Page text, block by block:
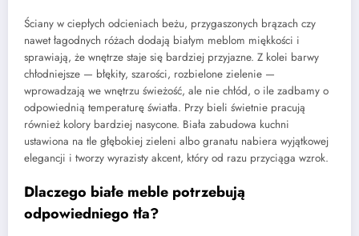
Ściany w ciepłych odcieniach beżu, przygaszonych brązach czy
nawet łagodnych różach dodają białym meblom miękkości i
sprawiają, że wnętrze staje się bardziej przyjazne. Z kolei barwy
chłodniejsze — błękity, szarości, rozbielone zielenie —
wprowadzają we wnętrzu świeżość, ale nie chłód, o ile zadbamy o
odpowiednią temperaturę światła. Przy bieli świetnie pracują
również kolory bardziej nasycone. Biała zabudowa kuchni
ustawiona na tle głębokiej zieleni albo granatu nabiera wyjątkowej
elegancji i tworzy wyrazisty akcent, który od razu przyciąga wzrok.
Dlaczego białe meble potrzebują
odpowiedniego tła?